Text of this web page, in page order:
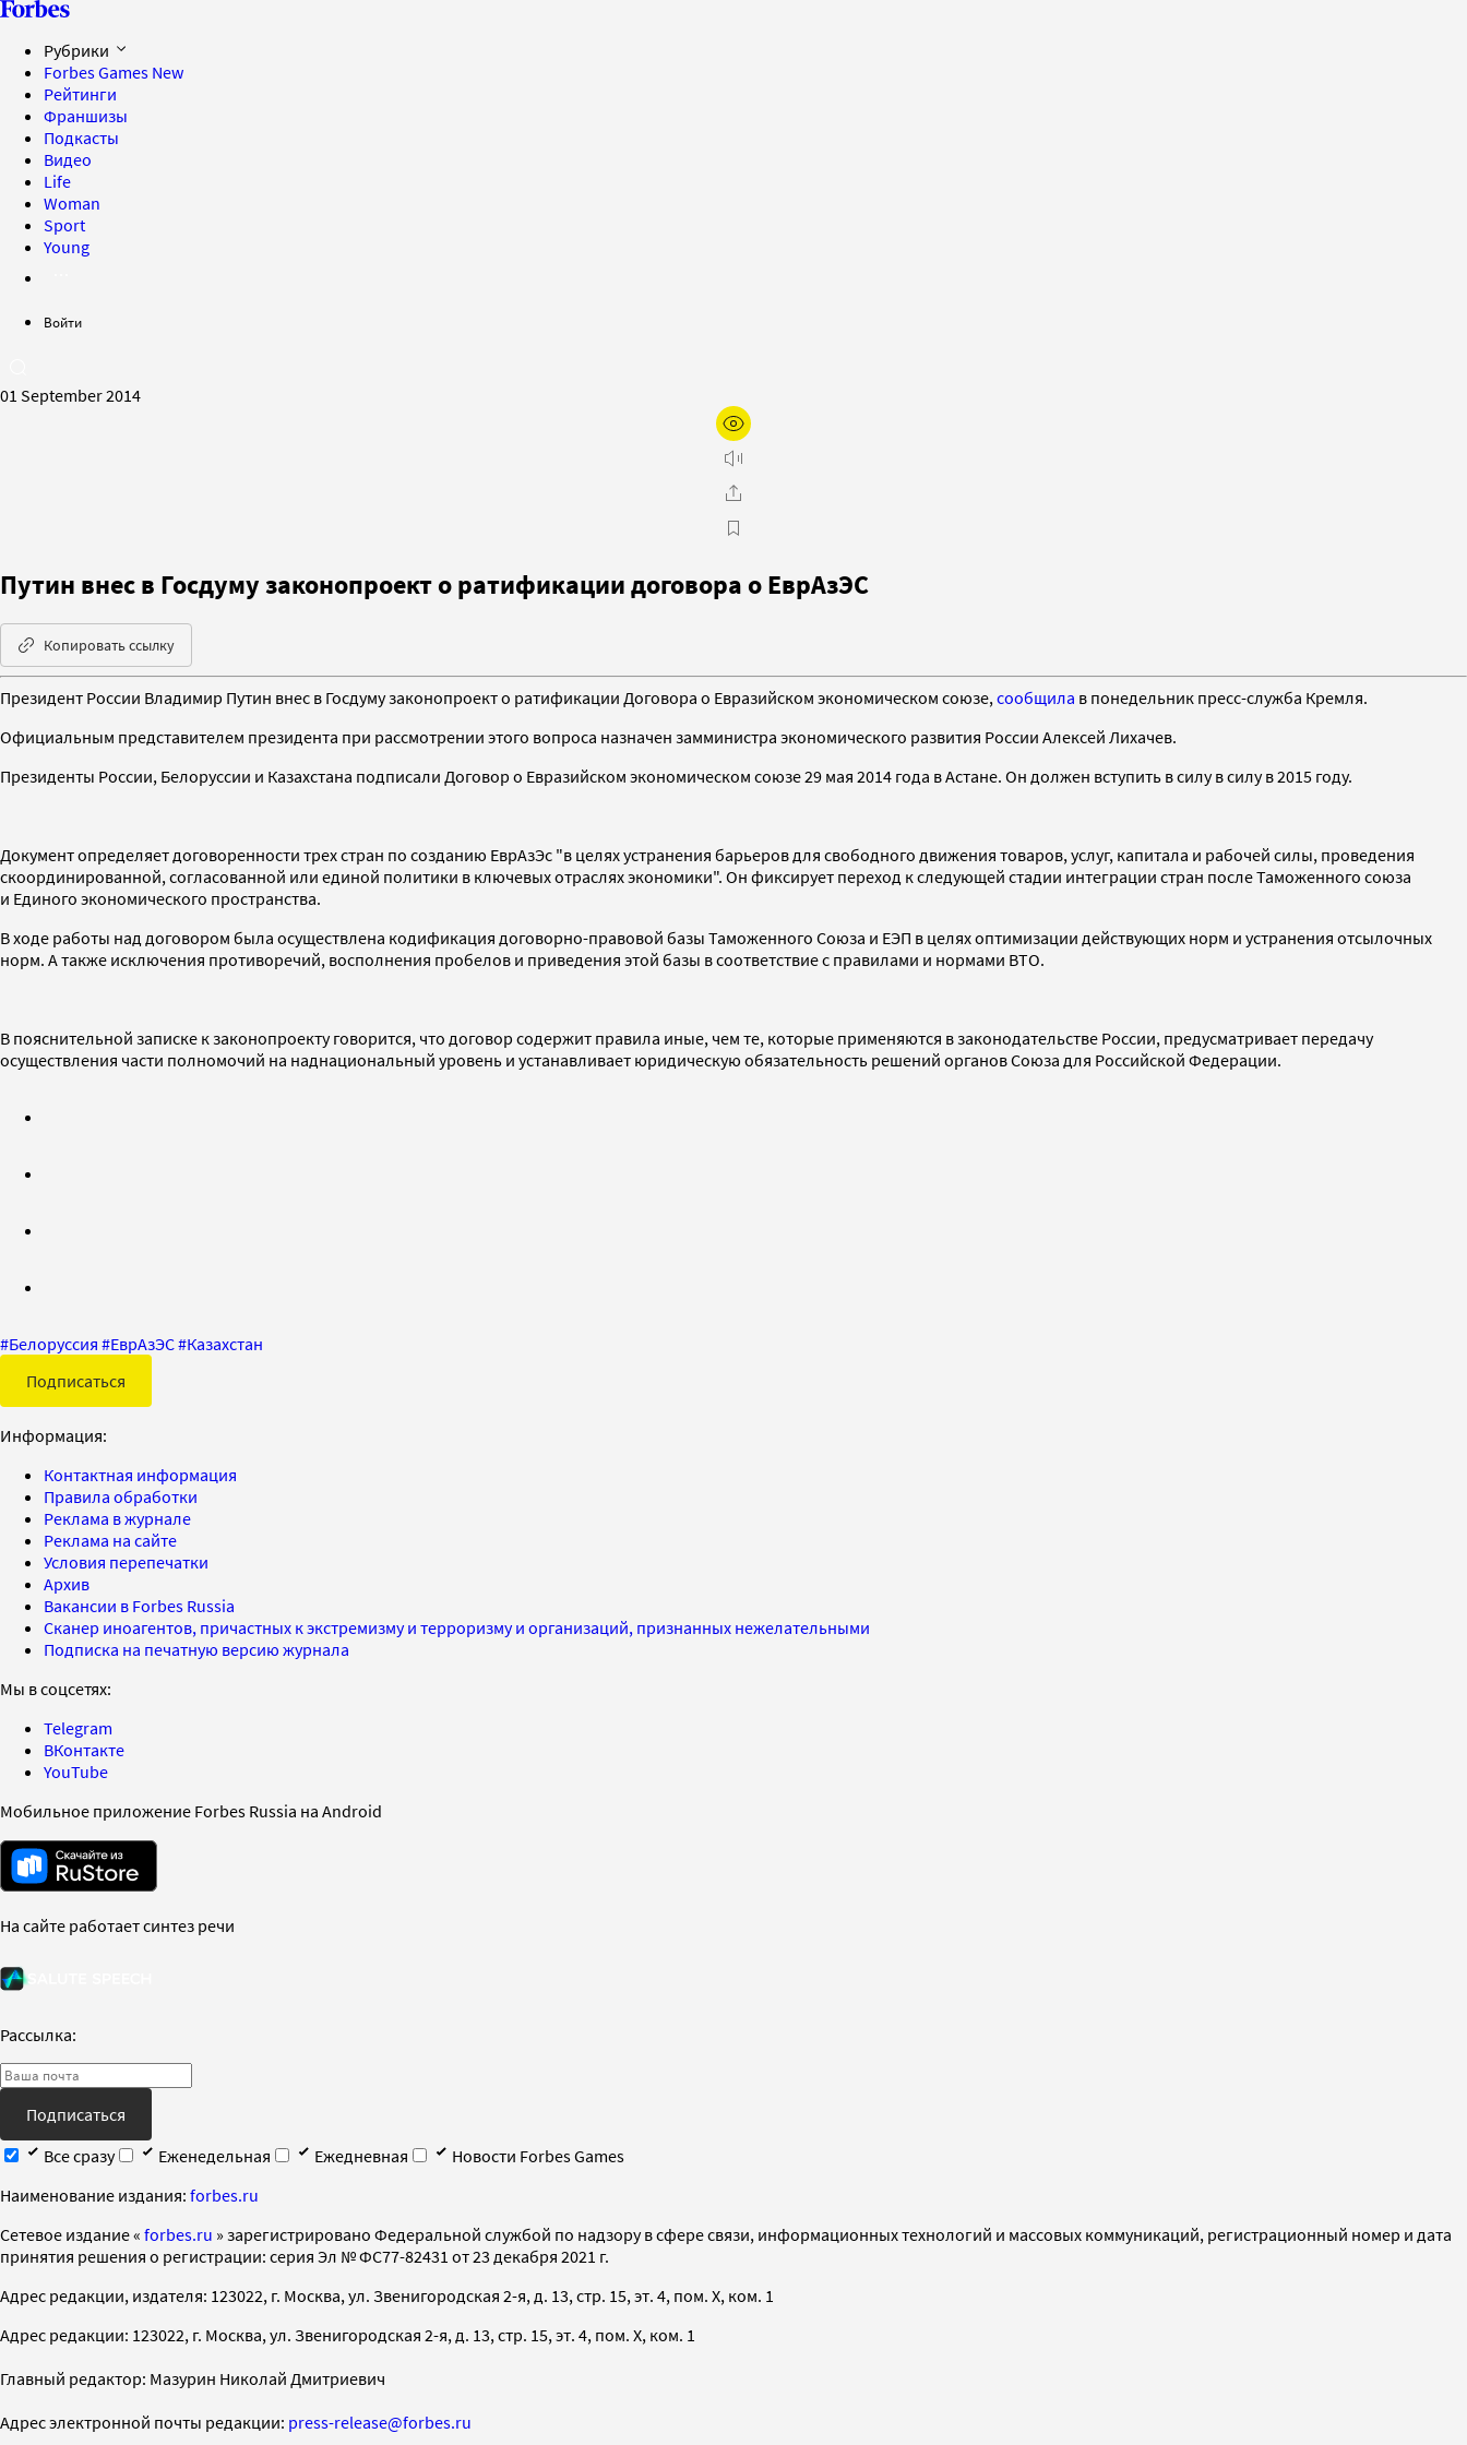
Рубрики
Forbes Games New
Рейтинги
Франшизы
Подкасты
Видео
Life
Woman
Sport
Young
Войти
01 September 2014
Путин внес в Госдуму законопроект о ратификации договора о ЕврАзЭС
Копировать ссылку
Президент России Владимир Путин внес в Госдуму законопроект о ратификации Договора о Евразийском экономическом союзе, сообщила в понедельник пресс-служба Кремля.
Официальным представителем президента при рассмотрении этого вопроса назначен замминистра экономического развития России Алексей Лихачев.
Президенты России, Белоруссии и Казахстана подписали Договор о Евразийском экономическом союзе 29 мая 2014 года в Астане. Он должен вступить в силу в силу в 2015 году.
Документ определяет договоренности трех стран по созданию ЕврАзЭс "в целях устранения барьеров для свободного движения товаров, услуг, капитала и рабочей силы, проведения
скоординированной, согласованной или единой политики в ключевых отраслях экономики". Он фиксирует переход к следующей стадии интеграции стран после Таможенного союза
и Единого экономического пространства.
В ходе работы над договором была осуществлена кодификация договорно-правовой базы Таможенного Союза и ЕЭП в целях оптимизации действующих норм и устранения отсылочных
норм. А также исключения противоречий, восполнения пробелов и приведения этой базы в соответствие с правилами и нормами ВТО.
В пояснительной записке к законопроекту говорится, что договор содержит правила иные, чем те, которые применяются в законодательстве России, предусматривает передачу
осуществления части полномочий на наднациональный уровень и устанавливает юридическую обязательность решений органов Союза для Российской Федерации.
#Белоруссия #ЕврАзЭС#Казахстан
Подписаться
Информация:
Контактная информация
Правила обработки
Реклама в журнале
Реклама на сайте
Условия перепечатки
Архив
Вакансии в Forbes Russia
Сканер иноагентов, причастных к экстремизму и терроризму и организаций, признанных нежелательными
Подписка на печатную версию журнала
Мы в соцсетях:
Telegram
ВКонтакте
YouTube
Мобильное приложение Forbes Russia на Android
На сайте работает синтез речи
Рассылка:
Подписаться
Все сразу
Еженедельная Ежедневная
Новости Forbes Games
Наименование издания: forbes.ru
Cетевое издание « forbes.ru » зарегистрировано Федеральной службой по надзору в сфере связи, информационных технологий и массовых коммуникаций, регистрационный номер и дата
принятия решения о регистрации: серия Эл № ФС77-82431 от 23 декабря 2021 г.
Адрес редакции, издателя: 123022, г. Москва, ул. Звенигородская 2-я, д. 13, стр. 15, эт. 4, пом. X, ком. 1
Адрес редакции: 123022, г. Москва, ул. Звенигородская 2-я, д. 13, стр. 15, эт. 4, пом. X, ком. 1
Главный редактор: Мазурин Николай Дмитриевич
Адрес электронной почты редакции: press-release@forbes.ru